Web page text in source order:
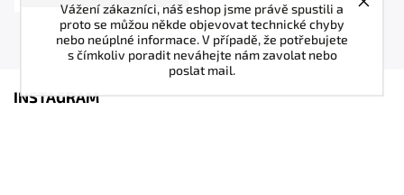
Vážení zákazníci, náš eshop jsme právě spustili a
proto se můžou někde objevovat technické chyby
nebo neúplné informace. V případě, že potřebujete
s čímkoliv poradit neváhejte nám zavolat nebo
poslat mail.
INSTAGRAM